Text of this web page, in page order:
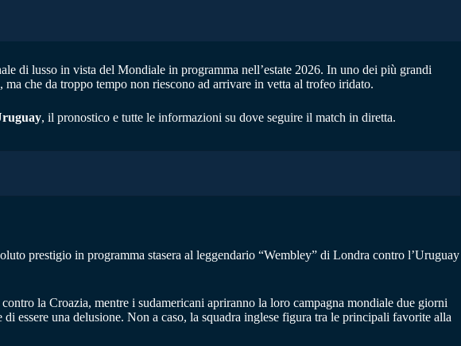
di lusso in vista del Mondiale in programma nell’estate 2026. In uno dei più grandi
che da troppo tempo non riescono ad arrivare in vetta al trofeo iridato.
, il pronostico e tutte le informazioni su dove seguire il match in diretta.
prestigio in programma stasera al leggendario “Wembley” di Londra contro l’Uruguay
la Croazia, mentre i sudamericani apriranno la loro campagna mondiale due giorni
essere una delusione. Non a caso, la squadra inglese figura tra le principali favorite alla